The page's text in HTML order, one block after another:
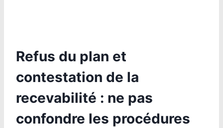
Refus du plan et
contestation de la
recevabilité : ne pas
confondre les procédures